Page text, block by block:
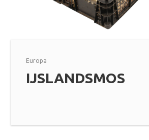
Europa
IJSLANDSMOS